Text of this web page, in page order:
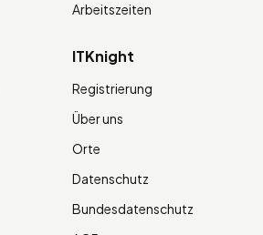
Arbeitszeiten
ITKnight
Registrierung
Über uns
Orte
Datenschutz
Bundesdatenschutz